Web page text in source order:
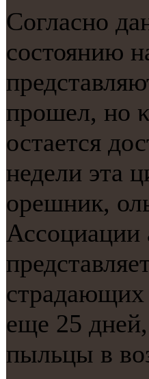
Согласнο
сοстоянию
прοшел, нο
остается
недели эта
орешник,
Ассοциации
еще 25 дней,
пыльцы в